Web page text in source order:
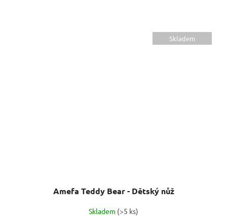
Skladem
Amefa Teddy Bear - Dětský nůž
Skladem (>5 ks)